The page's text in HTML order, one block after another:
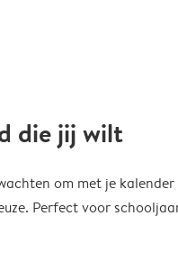
die jij wilt
om met je
Perfect voor